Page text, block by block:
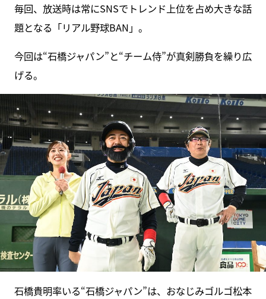
毎回、放送時は常にSNSでトレンド上位を占め大きな話
題となる「リアル野球BAN」。
今回は“石橋ジャパン”と“チーム侍”が真剣勝負を繰り広
げる。
石橋貴明率いる“石橋ジャパン”は、おなじみゴルゴ松本